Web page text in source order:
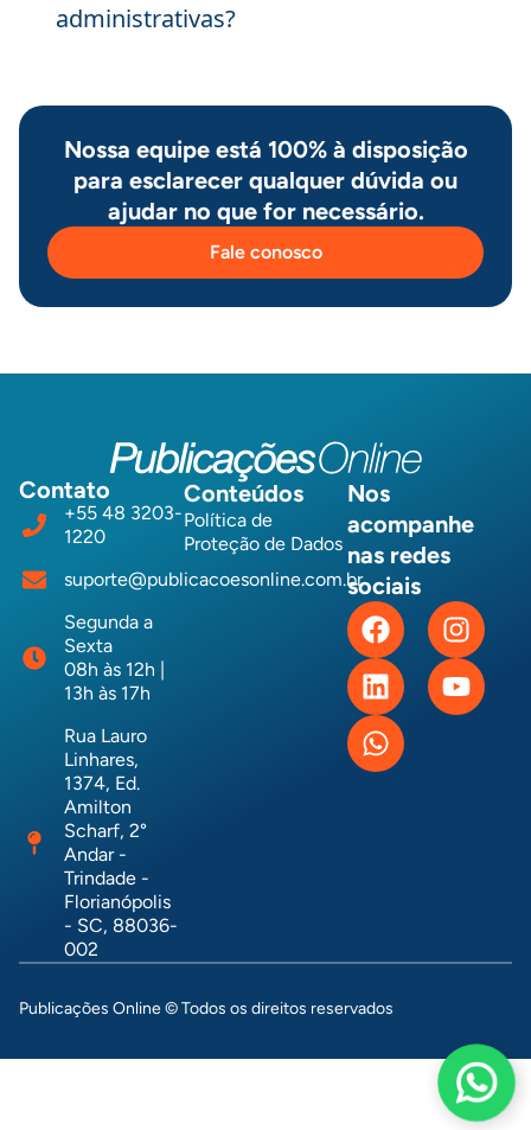
administrativas?
Nossa equipe está 100% à disposição
para esclarecer qualquer dúvida ou
ajudar no que for necessário.
Fale conosco
Contato
+55 48 3203-
1220
suporte@publicacoesonline.com.br
Segunda a
Sexta
08h às 12h |
13h às 17h
Rua Lauro
Linhares,
1374, Ed.
Amilton
Scharf, 2°
Andar -
Trindade -
Florianópolis
- SC, 88036-
002
Conteúdos
Política de
Proteção de Dados
Nos
acompanhe
nas redes
sociais
Publicações Online © Todos os direitos reservados